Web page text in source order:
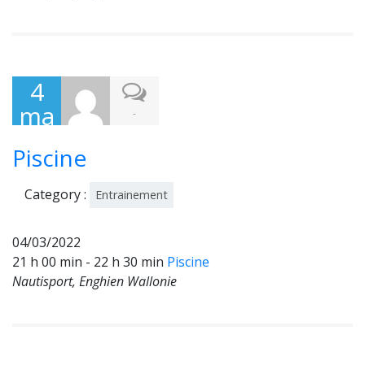
4
ma
202
2
-
Piscine
Category : Entrainement
04/03/2022
21 h 00 min - 22 h 30 min Piscine
Nautisport, Enghien Wallonie